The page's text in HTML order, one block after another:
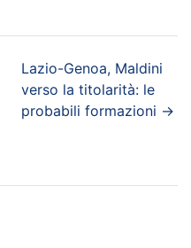
Lazio-Genoa, Maldini
verso la titolarità: le
probabili formazioni →